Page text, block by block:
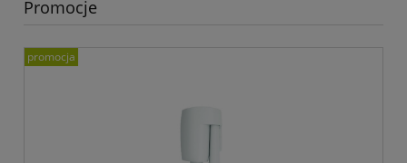
Promocje
promocja